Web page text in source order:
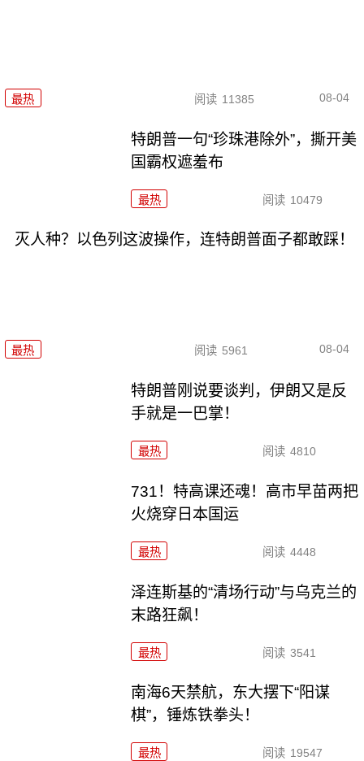
最热 阅读 11385 08-04
特朗普一句“珍珠港除外”，撕开美
国霸权遮羞布
最热 阅读 10479
灭人种？以色列这波操作，连特朗普面子都敢踩！
最热 阅读 5961 08-04
特朗普刚说要谈判，伊朗又是反
手就是一巴掌！
最热 阅读 4810
731！特高课还魂！高市早苗两把
火烧穿日本国运
最热 阅读 4448
泽连斯基的“清场行动”与乌克兰的
末路狂飙！
最热 阅读 3541
南海6天禁航，东大摆下“阳谋
棋”，锤炼铁拳头！
最热 阅读 19547